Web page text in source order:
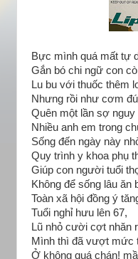
Bực mình quá mất tự
Gắn bó chi ngữ con
Lu bu với thuốc thêm
Nhưng rồi như cơm
Quên một lần sợ nguy
Nhiều anh em trong
Sống đến ngày này
Quy trình y khoa phụ
Giúp con người tuổi
Không để sống lâu ăn
Toàn xã hội đồng ý
Tuổi nghỉ hưu lên 67,
Lũ nhỏ cười cợt nhăn
Mình thì đã vượt mức
Ở không quá chán!